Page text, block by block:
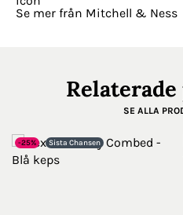
Se mer från Mitchell & Ness
SE ALLA
-25% Sista Chansen